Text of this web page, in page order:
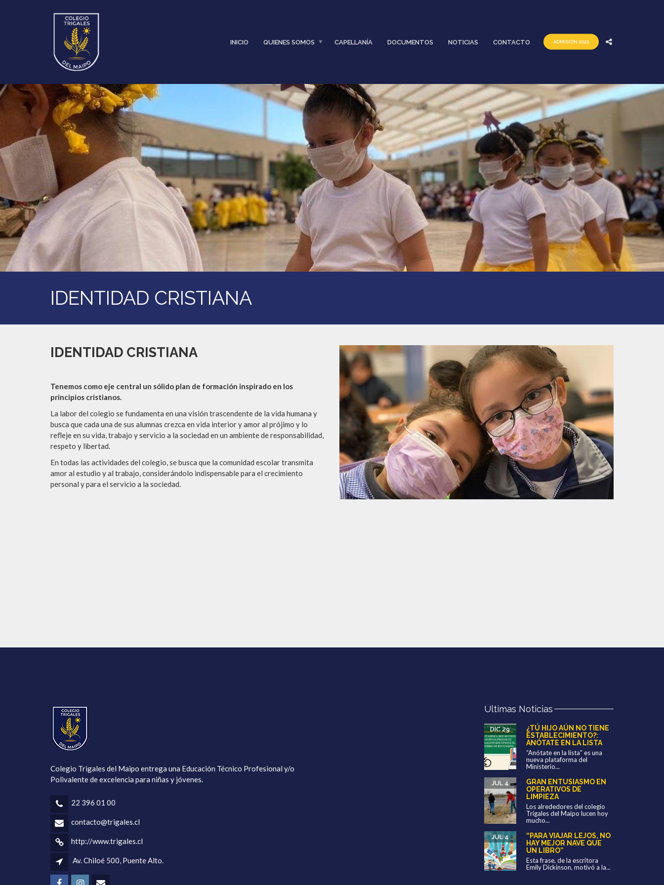
INICIO QUIENES SOMOS CAPELLANÍA DOCUMENTOS NOTICIAS CONTACTO ADMISIÓN 2023
IDENTIDAD CRISTIANA
IDENTIDAD CRISTIANA
Tenemos como eje central un sólido plan de formación inspirado en los
principios cristianos.
La labor del colegio se fundamenta en una visión trascendente de la vida humana y
busca que cada una de sus alumnas crezca en vida interior y amor al prójimo y lo
refleje en su vida, trabajo y servicio a la sociedad en un ambiente de responsabilidad,
respeto y libertad.
En todas las actividades del colegio, se busca que la comunidad escolar transmita
amor al estudio y al trabajo, considerándolo indispensable para el crecimiento
personal y para el servicio a la sociedad.
Colegio Trigales del Maipo entrega una Educación Técnico Profesional y/o
Polivalente de excelencia para niñas y jóvenes.
22 396 01 00
contacto@trigales.cl
http://www.trigales.cl
Av. Chiloé 500, Puente Alto.
Últimas Noticias
¿TÚ HIJO AÚN NO TIENE
ESTABLECIMIENTO?:
ANÓTATE EN LA LISTA
DIC 29
“Anótate en la lista” es una
nueva plataforma del
Ministerio...
GRAN ENTUSIASMO EN
OPERATIVOS DE
LIMPIEZA
JUL 4
Los alrededores del colegio
Trigales del Maipo lucen hoy
mucho...
“PARA VIAJAR LEJOS, NO
HAY MEJOR NAVE QUE
UN LIBRO”
JUL 4
Esta frase, de la escritora
Emily Dickinson, motivó a la...